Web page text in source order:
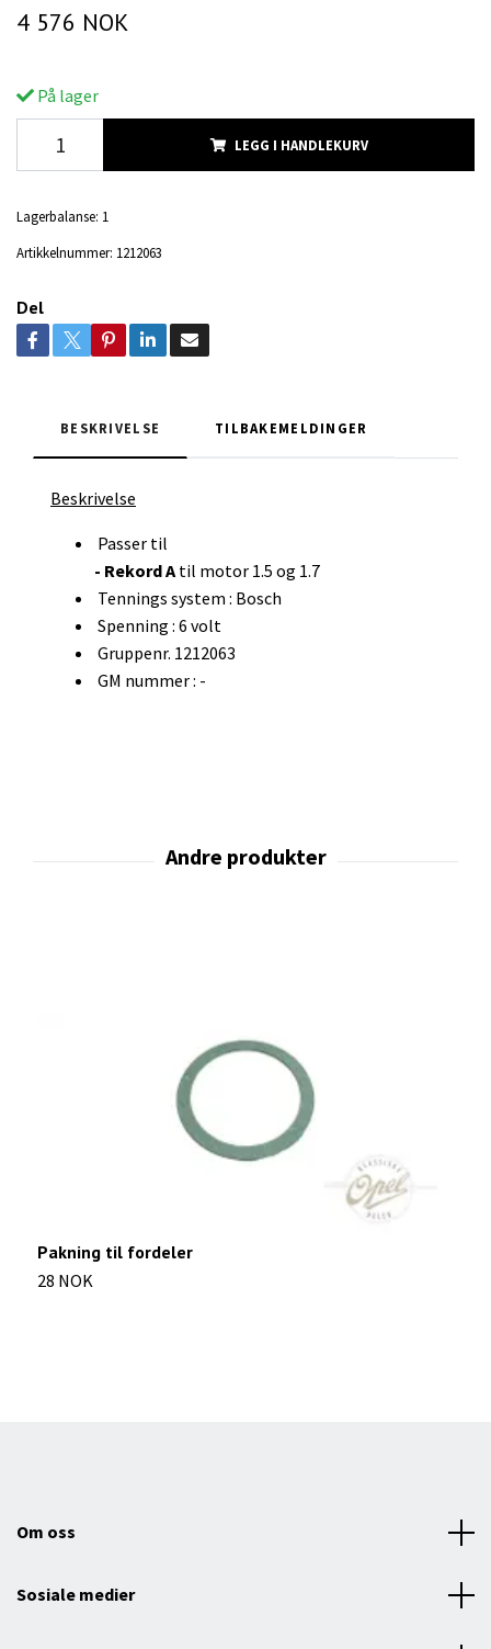
4 576 NOK
På lager
LEGG I HANDLEKURV
Lagerbalanse: 1
Artikkelnummer: 1212063
Del
BESKRIVELSE TILBAKEMELDINGER
Beskrivelse
Passer til
- Rekord Atil motor 1.5 og 1.7
Tennings system : Bosch
Spenning : 6 volt
Gruppenr. 1212063
GM nummer : -
Pakning til fordeler
28 NOK
Om oss
Sosiale medier